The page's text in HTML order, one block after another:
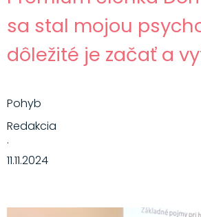
sa stal mojou
dôležité je začať a
Pohyb
Redakcia
·
11.11.2024